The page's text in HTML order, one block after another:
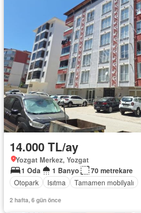
14.000 TL/ay
Yozgat Merkez, Yozgat
1 Oda
1 Banyo
70 metrekare
Otopark
Isıtma Tamamen mobilyalı
2 hafta, 6 gün önce